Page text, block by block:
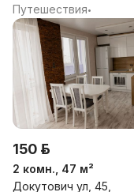
обл.
Путешествия•
150 р.
2 комн., 47 м²
Докутович ул, 45,